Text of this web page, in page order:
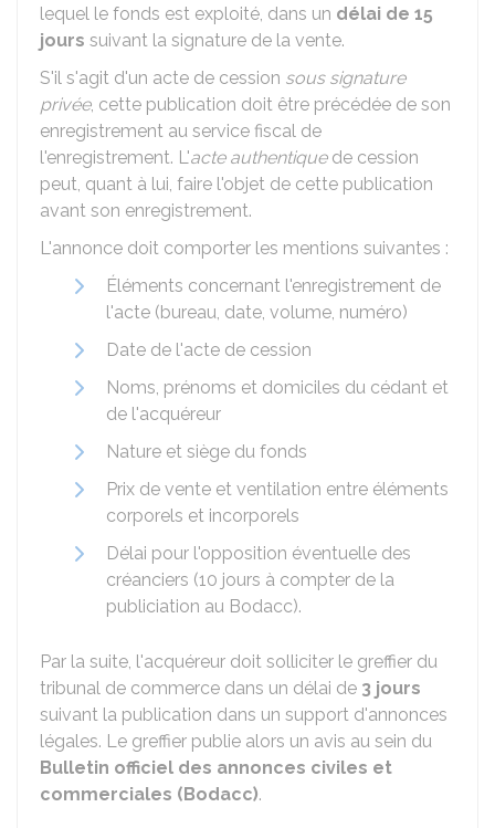
lequel le fonds est exploité, dans un délai de 15
jours suivant la signature de la vente.
S'il s'agit d'un acte de cession sous signature
privée, cette publication doit être précédée de son
enregistrement au service fiscal de
l'enregistrement. L'acte authentiquede cession
peut, quant à lui, faire l'objet de cette publication
avant son enregistrement.
L'annonce doit comporter les mentions suivantes :
Éléments concernant l'enregistrement de
l'acte (bureau, date, volume, numéro)
Date de l'acte de cession
Noms, prénoms et domiciles du cédant et
de l'acquéreur
Nature et siège du fonds
Prix de vente et ventilation entre éléments
corporels et incorporels
Délai pour l'opposition éventuelle des
créanciers (10 jours à compter de la
publiciation au Bodacc).
Par la suite, l'acquéreur doit solliciter le greffier du
tribunal de commerce dans un délai de 3 jours
suivant la publication dans un support d'annonces
légales. Le greffier publie alors un avis au sein du
Bulletin officiel des annonces civiles et
commerciales (Bodacc).